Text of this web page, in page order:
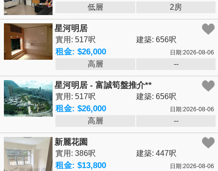
低層 2房
星河明居
實用: 517呎 建築: 656呎
租金: $26,000 日期:2026-08-06
高層 --
星河明居 - 富誠筍盤推介**
實用: 517呎 建築: 656呎
租金: $26,000 日期:2026-08-06
高層 --
新麗花園
實用: 386呎 建築: 447呎
租金: $13,800 日期:2026-08-06